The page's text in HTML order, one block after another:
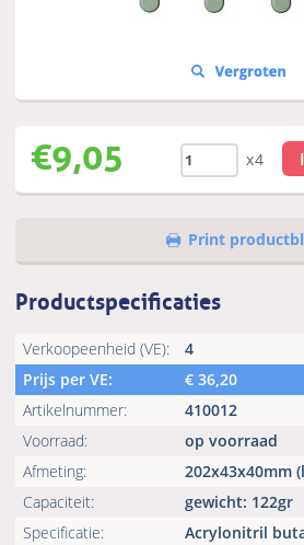
€9,05 x4
Print
Productspecificaties
Verkoopeenheid (VE):
4
Prijs per VE:
€36,20
Artikelnummer:
410012
Voorraad:
op voorraad
Afmeting:
202x43x40mm
Capaciteit:
gewicht: 122gr
Specificatie:
Acrylonitril